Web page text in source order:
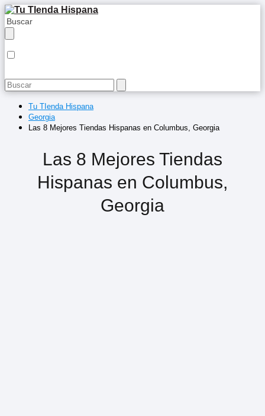
Tu TIenda Hispana
Georgia
Las 8 Mejores Tiendas Hispanas en Columbus, Georgia
Las 8 Mejores Tiendas
Hispanas en Columbus,
Georgia